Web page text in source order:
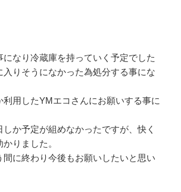
になり冷蔵庫を持っていく予定でした
入りそうになかった為処分する事にな
利用したYMエコさんにお願いする事に
か予定が組めなかったですが、快く
りました。
間に終わり今後もお願いしたいと思い